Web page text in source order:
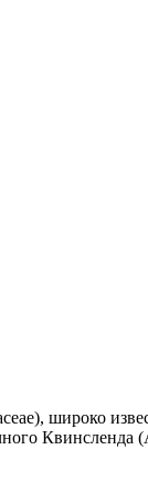
широко
Квинсленда